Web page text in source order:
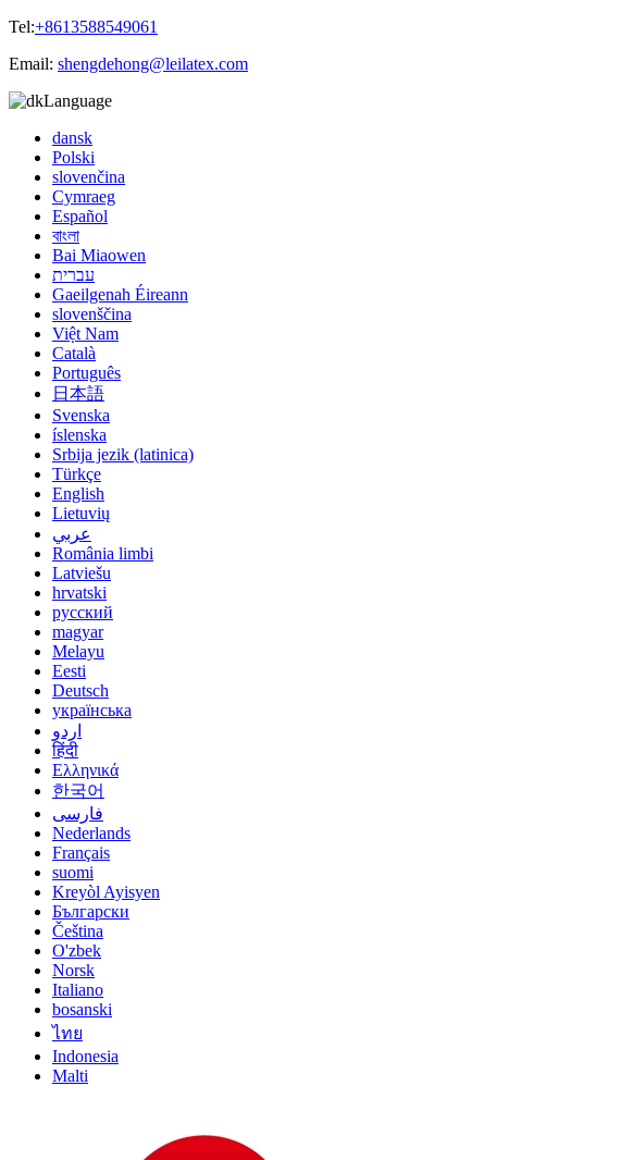
Tel:+8613588549061
Email: shengdehong@leilatex.com
Language
dansk
Polski
slovenčina
Cymraeg
Español
বাংলা
Bai Miaowen
עברית
Gaeilgenah Éireann
slovenščina
Việt Nam
Català
Português
日本語
Svenska
íslenska
Srbija jezik (latinica)
Türkçe
English
Lietuvių
عربي
România limbi
Latviešu
hrvatski
русский
magyar
Melayu
Eesti
Deutsch
українська
اردو
हिंदी
Ελληνικά
한국어
فارسی
Nederlands
Français
suomi
Kreyòl Ayisyen
Български
Čeština
O'zbek
Norsk
Italiano
bosanski
ไทย
Indonesia
Malti